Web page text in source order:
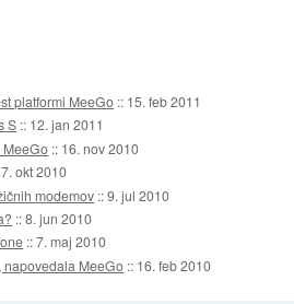
platformi MeeGo :: 15. feb 2011
S :: 12. jan 2011
MeeGo :: 16. nov 2010
7. okt 2010
modemov ::9. jul 2010
::8. jun 2010
::7. maj 2010
napovedala MeeGo :: 16. feb 2010